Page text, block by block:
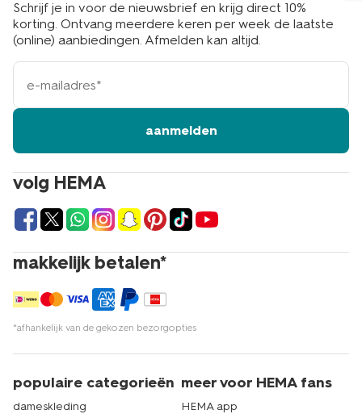
volg HEMA
makkelijk betalen*
*afhankelijk van de gekozen bezorgopties
Schrijf je in voor de nieuwsbrief en krijg direct 10%
korting. Ontvang meerdere keren per week de laatste
(online) aanbiedingen. Afmelden kan altijd.
e-
mailadres
aanmelden
populaire categorieën
dameskleding
meer voor HEMA fans
HEMA app